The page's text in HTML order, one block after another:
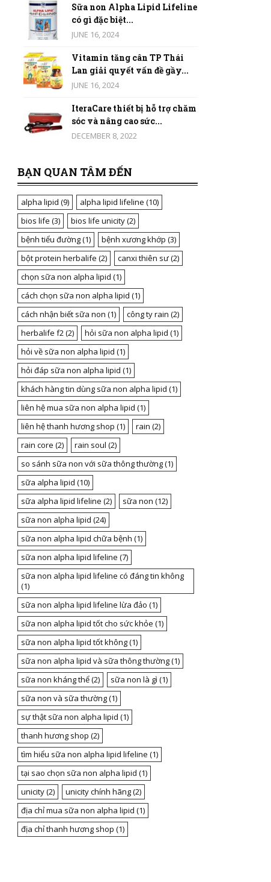
Sữa non Alpha Lipid Lifeline
có gì đặc biệt...
JUNE 16, 2024
Vitamin tăng cân TP Thái
Lan giải quyết vấn đề gầy...
JUNE 16, 2024
IteraCare thiết bị hỗ trợ chăm
sóc và nâng cao sức...
DECEMBER 8, 2022
BẠN QUAN TÂM ĐẾN
alpha lipid (9) alpha lipid lifeline (10)
bios life (3) bios life unicity(2)
bệnh tiểu đường(1) bệnh xương khớp (3)
bột protein herbalife (2) canxi thiên sư(2)
chọn sữa non alpha lipid (1)
cách chọn sữa non alpha lipid (1)
cách nhận biết sữa non (1) công ty rain (2)
herbalife f2(2) hỏi sữa non alpha lipid (1)
hỏi về sữa non alpha lipid (1)
hỏi đáp sữa non alpha lipid (1)
khách hàng tin dùng sữa non alpha lipid (1)
liên hệ mua sữa non alpha lipid (1)
liên hệ thanh hương shop (1) rain (2)
rain core (2) rain soul (2)
so sánh sữa non với sữa thông thường(1)
sữa alpha lipid (10)
sữa alpha lipid lifeline (2) sữa non (12)
sữa non alpha lipid (24)
sữa non alpha lipid chữa bệnh (1)
sữa non alpha lipid lifeline (7)
sữa non alpha lipid lifeline có đáng tin không
(1)
sữa non alpha lipid lifeline lừa đảo (1)
sữa non alpha lipid tốt cho sức khỏe (1)
sữa non alpha lipid tốt không(1)
sữa non alpha lipid và sữa thông thường(1)
sữa non kháng thể(2) sữa non là gì (1)
sữa non và sữa thường(1)
sự thật sữa non alpha lipid (1)
thanh hương shop (2)
tìm hiểu sữa non alpha lipid lifeline (1)
tại sao chọn sữa non alpha lipid (1)
unicity(2) unicity chính hãng(2)
địa chỉ mua sữa non alpha lipid (1)
địa chỉ thanh hương shop (1)